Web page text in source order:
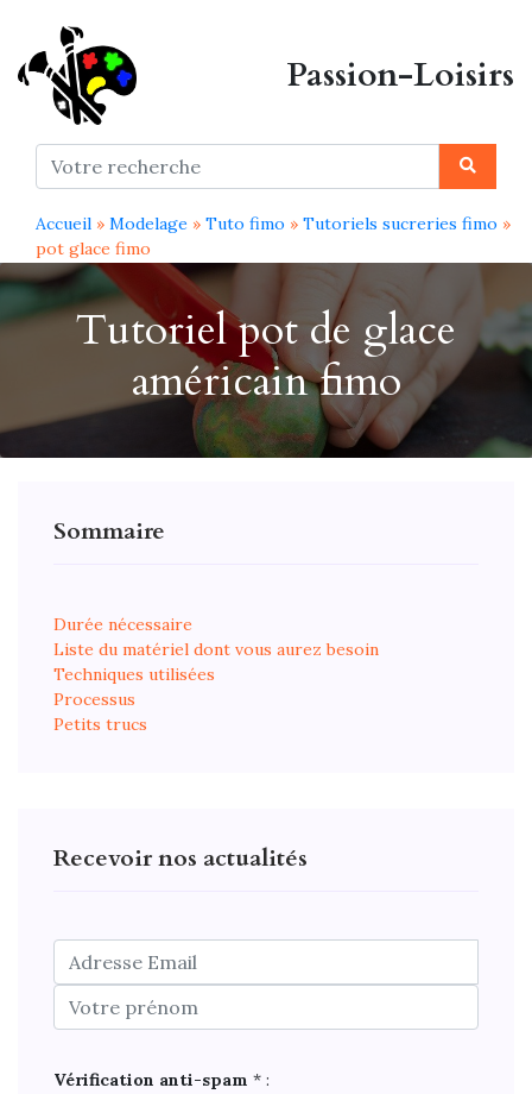
Passion-Loisirs
Tutoriel pot de glace
américain fimo
Sommaire
Durée nécessaire
Liste du matériel dont vous aurez besoin
Techniques utilisées
Processus
Petits trucs
Recevoir nos actualités
Vérification anti-spam * :
Accueil » Modelage » Tuto fimo » Tutoriels sucreries fimo »
pot glace fimo